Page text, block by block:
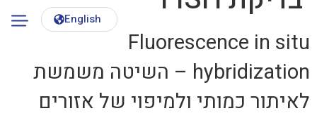
English
Fluorescence in situ
hybridization – השיטה משמשת
לאיתור כמותי ולמיפוי של אזורים